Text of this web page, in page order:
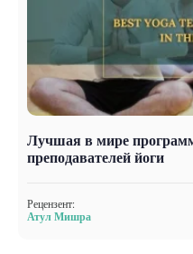
Лучшая в мире
преподавателей йоги
Рецензент:
Атул Мишра